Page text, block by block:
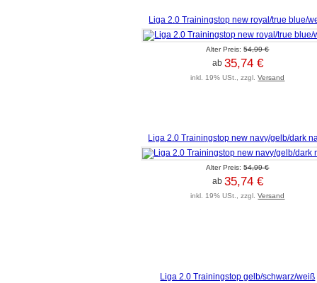
Liga 2.0 Trainingstop new royal/true blue/
Alter Preis:54,99 €
ab 35,74 €
inkl. 19% USt., zzgl.Versand
Liga 2.0 Trainingstop new navy/gelb/dark
Alter Preis:54,99 €
ab 35,74 €
inkl. 19% USt., zzgl.Versand
Liga 2.0 Trainingstop gelb/schwarz/weiß